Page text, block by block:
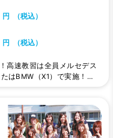
円 （税込）
円 （税込）
高速教習は全員メルセデス
はBMW（X1）で実施！清
ご自由な時間をお過ごし下